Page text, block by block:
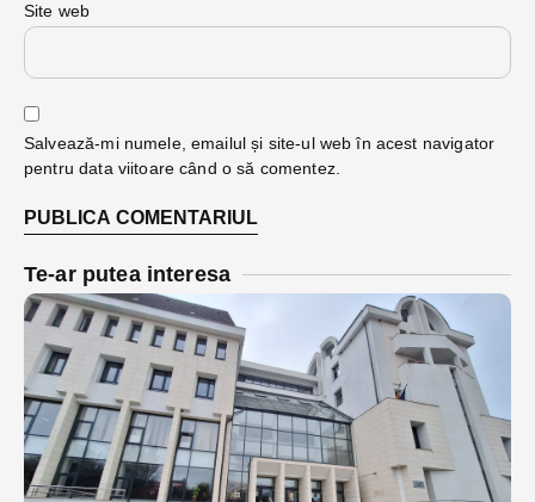
Site web
Salvează-mi numele, emailul și site-ul web în acest navigator
pentru data viitoare când o să comentez.
Te-ar putea interesa